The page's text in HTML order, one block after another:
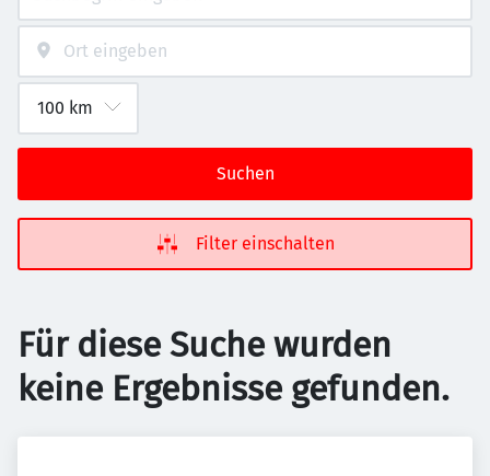
Suchen
Filter einschalten
Für diese Suche wurden
keine Ergebnisse gefunden.